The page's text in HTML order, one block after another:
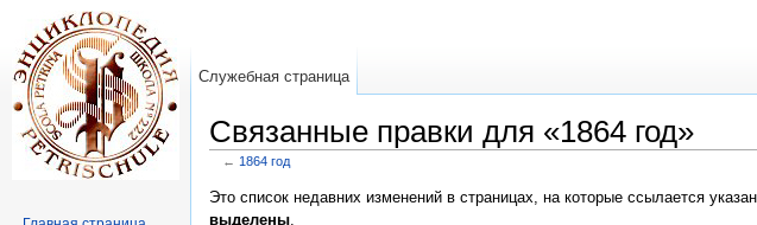
Связанные правки для «1864 год»
← 1864 год
Это список недавних изменений в страницах, на которые ссылается
выделены
Служебная страница